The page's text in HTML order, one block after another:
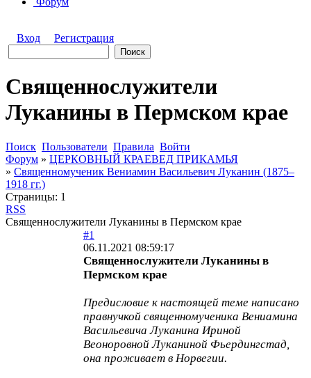
Вход Регистрация
Священнослужители
Луканины в Пермском крае
Поиск Пользователи Правила Войти
Форум » ЦЕРКОВНЫЙ КРАЕВЕД ПРИКАМЬЯ
» Священномученик Вениамин Васильевич Луканин (1875–
1918 гг.)
Страницы: 1
RSS
Священнослужители Луканины в Пермском крае
#1
06.11.2021 08:59:17
Священнослужители Луканины в
Пермском крае
Предисловие к настоящей теме написано
правнучкой священномученика Вениамина
Васильевича Луканина Ириной
Веоноровной Луканиной Фьердингстад,
она проживает в Норвегии.